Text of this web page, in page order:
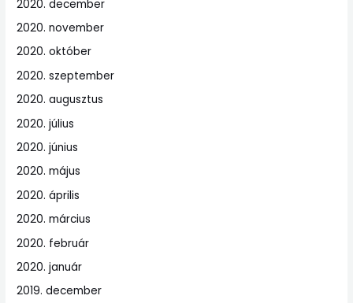
2020. december
2020. november
2020. október
2020. szeptember
2020. augusztus
2020. július
2020. június
2020. május
2020. április
2020. március
2020. február
2020. január
2019. december